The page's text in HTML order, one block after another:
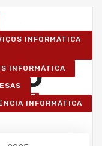
INFORMÁTICA
INFORMÁTICA
INFORMÁTICA